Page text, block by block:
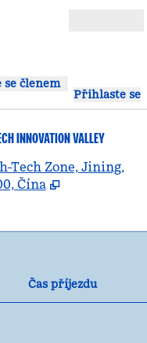
se členem
Přihlaste se
INNOVATION VALLEY
Tech Zone, Jining,
Čína
Čas příjezdu